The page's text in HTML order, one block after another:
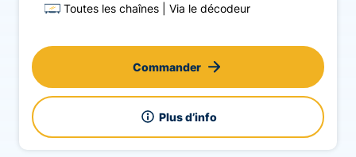
Toutes les chaînes
Via le décodeur
Plus d’info
Commander